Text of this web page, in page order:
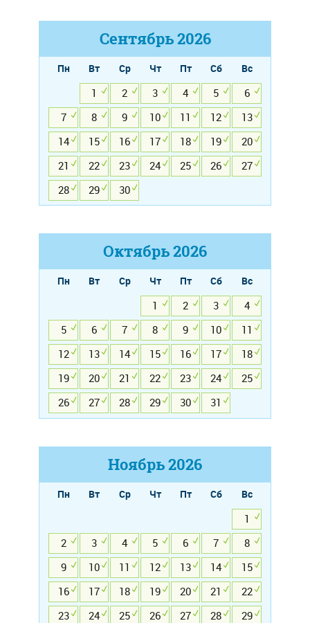
Сентябрь2026
Пн Вт Ср Чт Пт Сб
Вс
1
2 3 4 5
6
7
8 9 10 11 12
13
14
15 16 17 18 19
20
21
22 23 24 25 26
27
28
29 30
Октябрь2026
Пн Вт Ср Чт Пт Сб
Вс
1
2 3
4
5
6 7 8 9 10
11
12
13 14 15 16 17
18
19
20 21 22 23 24
25
26
27 28 29 30 31
Ноябрь2026
Пн Вт Ср Чт Пт Сб
Вс
1
2
3 4 5 6 7
8
9
10 11 12 13 14
15
16
17 18 19 20 21
22
23
24 25 26 27 28 29